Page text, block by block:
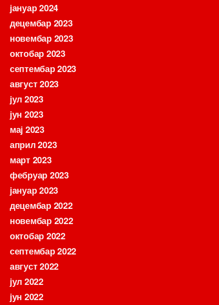
јануар 2024
децембар 2023
новембар 2023
октобар 2023
септембар 2023
август 2023
јул 2023
јун 2023
мај 2023
април 2023
март 2023
фебруар 2023
јануар 2023
децембар 2022
новембар 2022
октобар 2022
септембар 2022
август 2022
јул 2022
јун 2022